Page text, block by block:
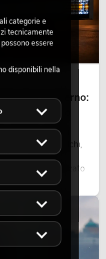
moderno:
successo
visibili e accenti
attuali su palchi,
è un effetto
di design utilizzato
carattere alle
LED tecnici.
categorie e
tecnicamente
essere
disponibili nella